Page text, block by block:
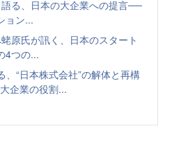
る、日本の大企業への提言──
ョン...
原氏が訊く、日本のスタート
4つの...
“日本株式会社”の解体と再構
企業の役割...